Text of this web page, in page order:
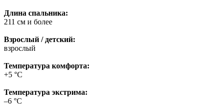
Длина спальника:
211 см и более
Взрослый / детский:
взрослый
Температура комфорта:
+5 °C
Температура экстрима:
–6 °С